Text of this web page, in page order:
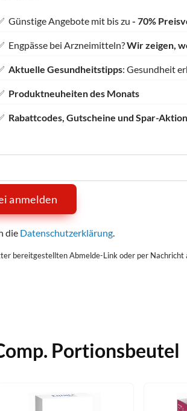
Günstige Angebote mit bis zu - 70%
Engpässe bei Arzneimitteln?Wir zeigen,
Aktuelle Gesundheitstipps: Gesundheit
Produktneuheiten des Monats
Rabattcodes, Gutscheine und Spar-
anmelden
die Datenschutzerklärung
bereitgestellten Abmelde-Link oder per Nachricht
Portionsbeutel